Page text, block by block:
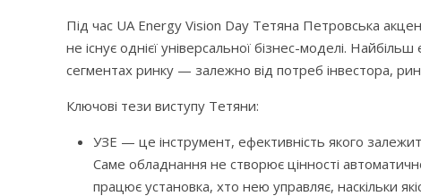
Під час UA Energy Vision Day Тетяна Петровська
не існує однієї універсальної бізнес-моделі.
сегментах ринку — залежно від потреб інвестора,
Ключові тези виступу Тетяни:
УЗЕ — це інструмент, ефективність якого
Саме обладнання не створює цінності
працює установка, хто нею управляє, наскільки